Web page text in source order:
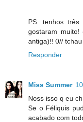
PS. tenhos
gostaram
antiga)!! 0//
Responder
Miss Summer
Noss isso q eu
Se o Féliquis
acabado com